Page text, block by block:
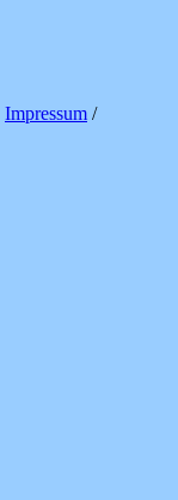
Impressum /